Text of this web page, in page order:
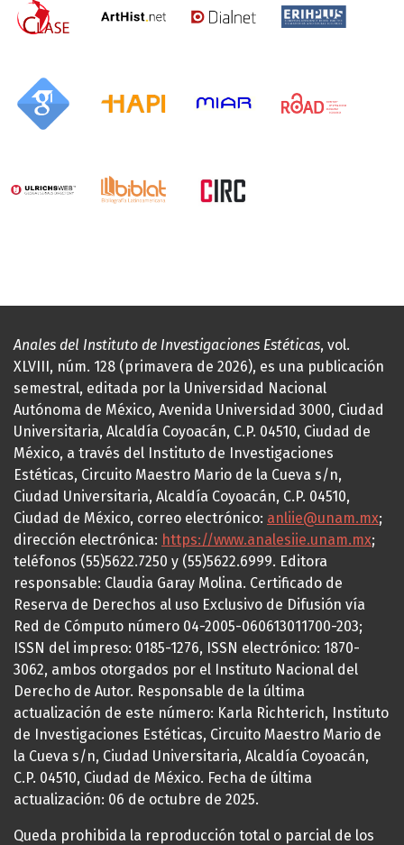
Anales del Instituto de Investigaciones Estéticas, vol.
XLVIII, núm. 128 (primavera de 2026), es una publicación
semestral, editada por la Universidad Nacional
Autónoma de México, Avenida Universidad 3000, Ciudad
Universitaria, Alcaldía Coyoacán, C.P. 04510, Ciudad de
México, a través del Instituto de Investigaciones
Estéticas, Circuito Maestro Mario de la Cueva s/n,
Ciudad Universitaria, Alcaldía Coyoacán, C.P. 04510,
Ciudad de México, correo electrónico: anliie@unam.mx;
dirección electrónica: https://www.analesiie.unam.mx;
teléfonos (55)5622.7250 y (55)5622.6999. Editora
responsable: Claudia Garay Molina. Certificado de
Reserva de Derechos al uso Exclusivo de Difusión vía
Red de Cómputo número 04-2005-060613011700-203;
ISSN del impreso: 0185-1276, ISSN electrónico: 1870-
3062, ambos otorgados por el Instituto Nacional del
Derecho de Autor. Responsable de la última
actualización de este número: Karla Richterich, Instituto
de Investigaciones Estéticas, Circuito Maestro Mario de
la Cueva s/n, Ciudad Universitaria, Alcaldía Coyoacán,
C.P. 04510, Ciudad de México. Fecha de última
actualización: 06 de octubre de 2025.
Queda prohibida la reproducción total o parcial de los